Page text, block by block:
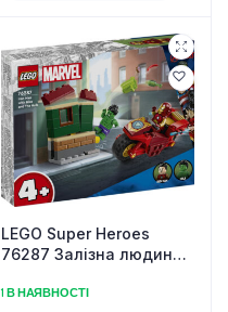
LEGO Super Heroes
76287 Залізна людина з
деталей)
1 В НАЯВНОСТІ